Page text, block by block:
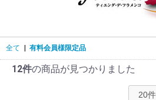
全て 有料会員様限定品
12件の商品が見つかりました